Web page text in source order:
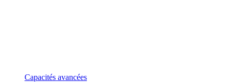
Capacités avancées